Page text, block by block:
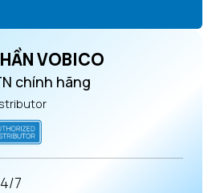
VOBICO
chính hãng
7